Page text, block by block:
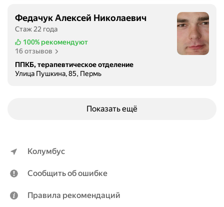
Федачук Алексей Николаевич
Стаж 22 года
100% рекомендуют
16 отзывов
ППКБ, терапевтическое отделение
Улица Пушкина, 85, Пермь
Показать ещё
Колумбус
Сообщить об ошибке
Правила рекомендаций